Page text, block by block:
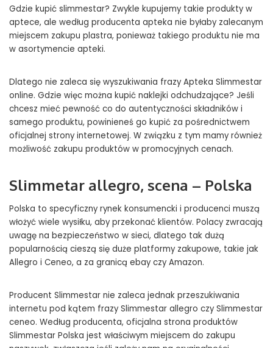
Gdzie kupić slimmestar? Zwykle kupujemy takie produkty w
aptece, ale według producenta apteka nie byłaby zalecanym
miejscem zakupu plastra, ponieważ takiego produktu nie ma
w asortymencie apteki.
Dlatego nie zaleca się wyszukiwania frazy Apteka Slimmestar
online. Gdzie więc można kupić naklejki odchudzające? Jeśli
chcesz mieć pewność co do autentyczności składników i
samego produktu, powinieneś go kupić za pośrednictwem
oficjalnej strony internetowej. W związku z tym mamy również
możliwość zakupu produktów w promocyjnych cenach.
Slimmetar allegro, scena – Polska
Polska to specyficzny rynek konsumencki i producenci muszą
włożyć wiele wysiłku, aby przekonać klientów. Polacy zwracają
uwagę na bezpieczeństwo w sieci, dlatego tak dużą
popularnością cieszą się duże platformy zakupowe, takie jak
Allegro i Ceneo, a za granicą ebay czy Amazon.
Producent Slimmestar nie zaleca jednak przeszukiwania
internetu pod kątem frazy Slimmestar allegro czy Slimmestar
ceneo. Według producenta, oficjalna strona produktów
Slimmestar Polska jest właściwym miejscem do zakupu